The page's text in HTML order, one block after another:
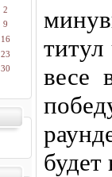
2
9
16
23
30
весе